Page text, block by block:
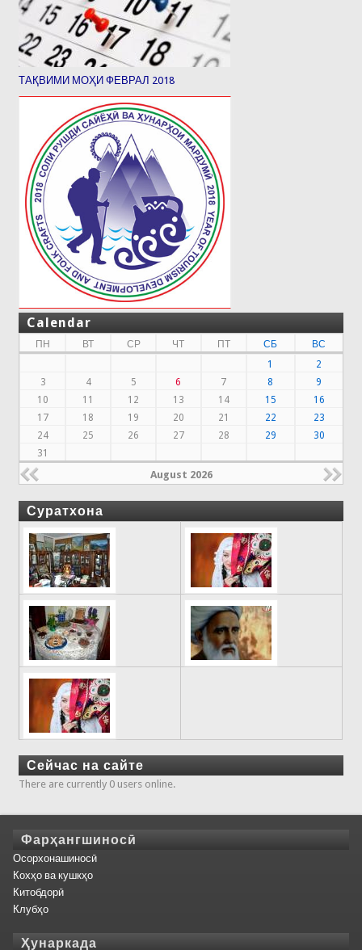
ТАҚВИМИ МОҲИ ФЕВРАЛ 2018
Calendar
ПН ВТ СР ЧТ ПТ СБ
ВС
1
2
3
4 5 6 7 8
9
10
11 12 13 14 15
16
17
18 19 20 21 22
23
24
25 26 27 28 29
30
31
August 2026
Суратхона
Сейчас на сайте
There are currently 0 users online.
Фарҳангшиносӣ
Осорхонашиносӣ
Кохҳо ва кушкҳо
Китобдорӣ
Клубҳо
Ҳунаркада